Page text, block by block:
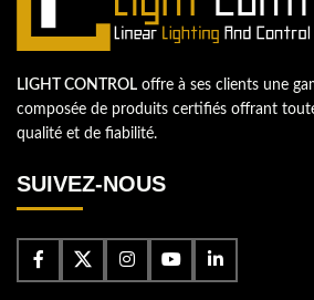
LIGHT CONTROL offre à ses clients une
composée de produits certifiés offrant
qualité et de fiabilité.
SUIVEZ-NOUS